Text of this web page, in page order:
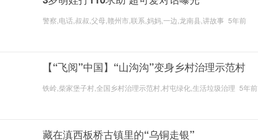
警察,电话,叔叔,父母,赣州市,联系,妈妈,一边,龙南县,讲故事 5年前
【“飞阅”中国】“山沟沟”变身乡村治理示范村
铁岭,柴家堡子村,全国乡村治理示范村,村屯绿化,生活垃圾治理 5年前
藏在滇西板桥古镇里的“乌铜走银”